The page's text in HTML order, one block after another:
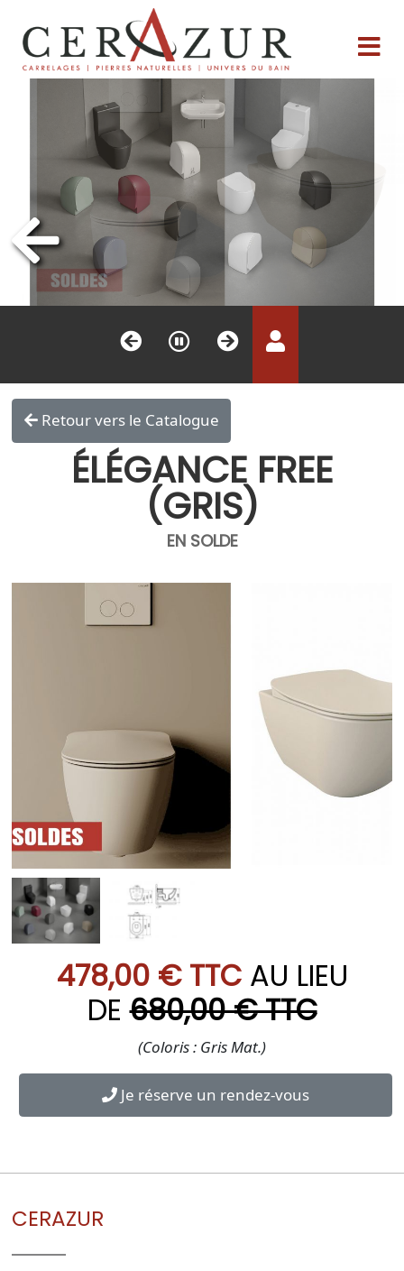
Retour vers le Catalogue
ÉLÉGANCE FREE
(GRIS)
EN SOLDE
478,00 € TTC AU LIEU
DE680,00 € TTC
(Coloris : Gris Mat.)
Je réserve un rendez-vous
CERAZUR